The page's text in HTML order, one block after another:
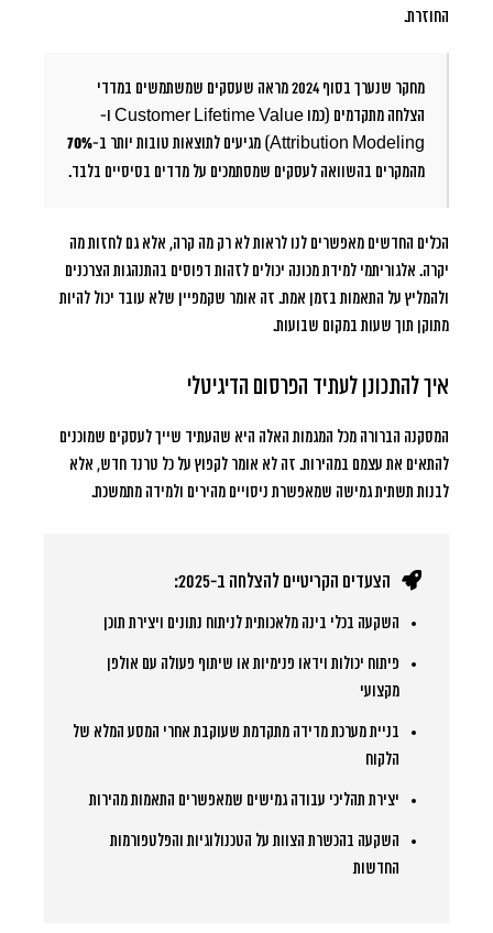
החוזרת.
מחקר שנערך בסוף 2024 מראה שעסקים שמשתמשים במדדי
הצלחה מתקדמים (כמו Customer Lifetime Value ו-
Attribution Modeling) מגיעים לתוצאות טובות יותר ב-
70%
מהמקרים בהשוואה לעסקים שמסתמכים על מדדים בסיסיים בלבד.
הכלים החדשים מאפשרים לנו לראות לא רק מה קרה, אלא גם לחזות מה
יקרה. אלגוריתמי למידת מכונה יכולים לזהות דפוסים בהתנהגות הצרכנים
ולהמליץ על התאמות בזמן אמת. זה אומר שקמפיין שלא עובד יכול להיות
מתוקן תוך שעות במקום שבועות.
איך להתכונן לעתיד הפרסום הדיגיטלי
המסקנה הברורה מכל המגמות האלה היא שהעתיד שייך לעסקים שמוכנים
להתאים את עצמם במהירות. זה לא אומר לקפוץ על כל טרנד חדש, אלא
לבנות תשתית גמישה שמאפשרת ניסויים מהירים ולמידה מתמשכת.
הצעדים הקריטיים להצלחה ב-2025:
השקעה בכלי בינה מלאכותית לניתוח נתונים ויצירת תוכן
פיתוח יכולות וידאו פנימיות או שיתוף פעולה עם אולפן
מקצועי
בניית מערכת מדידה מתקדמת שעוקבת אחרי המסע המלא של
הלקוח
יצירת תהליכי עבודה גמישים שמאפשרים התאמות מהירות
השקעה בהכשרת הצוות על הטכנולוגיות והפלטפורמות
החדשות